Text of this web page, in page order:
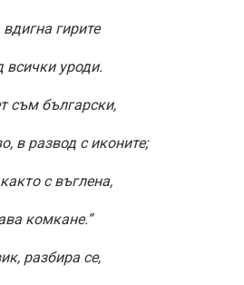
гирите
всички уроди.
съм български,
в развод с иконите;
с въглена,
комкане.”
разбира се,